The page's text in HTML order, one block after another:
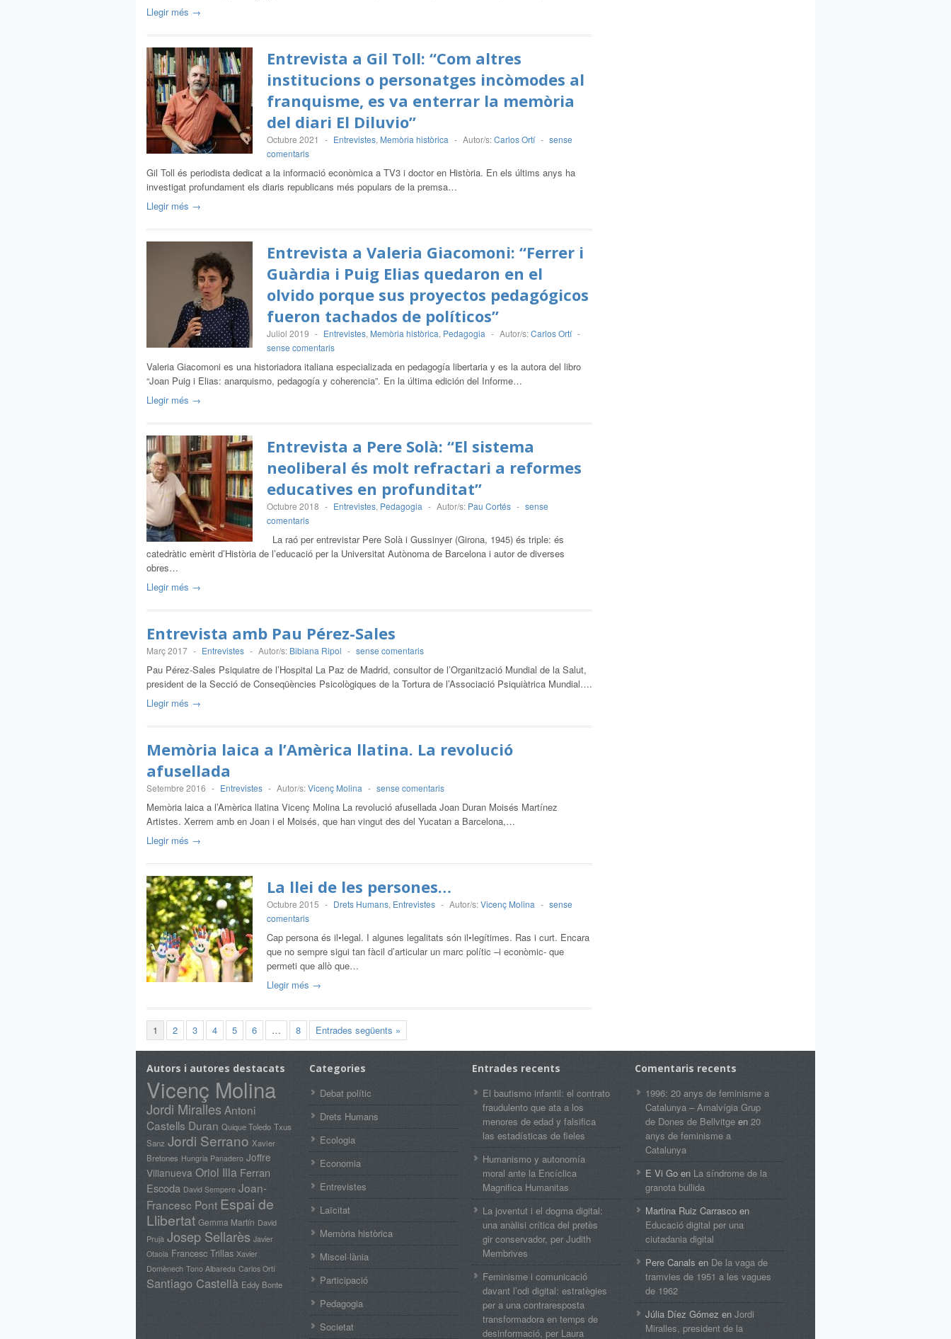
Llegir més →
Entrevista a Gil Toll: “Com altres
institucions o personatges incòmodes al
franquisme, es va enterrar la memòria
del diari El Diluvio”
Octubre 2021 - Entrevistes, Memòria històrica - Autor/s:Carlos Ortí - sense
comentaris
Gil Toll és periodista dedicat a la informació econòmica a TV3 i doctor en Història. En els últims anys ha
investigat profundament els diaris republicans més populars de la premsa…
Llegir més →
Entrevista a Valeria Giacomoni: “Ferrer i
Guàrdia i Puig Elias quedaron en el
olvido porque sus proyectos pedagógicos
fueron tachados de políticos”
Juliol 2019 - Entrevistes, Memòria històrica, Pedagogia - Autor/s:Carlos Ortí -
sense comentaris
Valeria Giacomoni es una historiadora italiana especializada en pedagogía libertaria y es la autora del libro
“Joan Puig i Elias: anarquismo, pedagogía y coherencia”. En la última edición del Informe…
Llegir més →
Entrevista a Pere Solà: “El sistema
neoliberal és molt refractari a reformes
educatives en profunditat”
Octubre 2018 - Entrevistes, Pedagogia - Autor/s: Pau Cortés - sense
comentaris
La raó per entrevistar Pere Solà i Gussinyer (Girona, 1945) és triple: és
catedràtic emèrit d’Història de l’educació per la Universitat Autònoma de Barcelona i autor de diverses
obres…
Llegir més →
Entrevista amb Pau Pérez-Sales
Març 2017 - Entrevistes - Autor/s: Bibiana Ripol - sense comentaris
Pau Pérez-Sales Psiquiatre de l’Hospital La Paz de Madrid, consultor de l’Organització Mundial de la Salut,
president de la Secció de Conseqüències Psicològiques de la Tortura de l’Associació Psiquiàtrica Mundial….
Llegir més →
Memòria laica a l’Amèrica llatina. La revolució
afusellada
Setembre 2016 - Entrevistes - Autor/s:Vicenç Molina - sense comentaris
Memòria laica a l’Amèrica llatina Vicenç Molina La revolució afusellada Joan Duran Moisés Martínez
Artistes. Xerrem amb en Joan i el Moisés, que han vingut des del Yucatan a Barcelona,…
Llegir més →
La llei de les persones…
Octubre 2015 - Drets Humans, Entrevistes - Autor/s:Vicenç Molina - sense
comentaris
Cap persona és il•legal. I algunes legalitats són il•legítimes. Ras i curt. Encara
que no sempre sigui tan fàcil d’articular un marc polític –i econòmic- que
permeti que allò que…
Llegir més →
1 2 3 4 5 6 … 8 Entrades següents »
Autors i autores destacats
Vicenç Molina
Jordi MirallesAntoni
Castells Duran Quique Toledo Txus
Sanz Jordi Serrano Xavier
Bretones Hungria Panadero Joffre
Villanueva Oriol Illa Ferran
Escoda David Sempere Joan-
Francesc Pont Espai de
Llibertat Gemma Martín David
Prujà Josep Sellarès Javier
Otaola Francesc Trillas Xavier
Domènech Tono Albareda Carlos Ortí
Santiago Castellà Eddy Bonte
Categories
Debat polític
Drets Humans
Ecologia
Economia
Entrevistes
Laïcitat
Memòria històrica
Miscel·lània
Participació
Pedagogia
Societat
Entrades recents
El bautismo infantil: el contrato
fraudulento que ata a los
menores de edad y falsifica
las estadísticas de fieles
Humanismo y autonomía
moral ante la Encíclica
Magnifica Humanitas
La joventut i el dogma digital:
una anàlisi crítica del pretès
gir conservador, per Judith
Membrives
Feminisme i comunicació
davant l’odi digital: estratègies
per a una contraresposta
transformadora en temps de
desinformació, per Laura
Comentaris recents
1996: 20 anys de feminisme a
Catalunya – Amalvígia Grup
de Dones de Bellvitge en 20
anys de feminisme a
Catalunya
E Vi Go en La síndrome de la
granota bullida
Martina Ruiz Carrasco en
Educació digital per una
ciutadania digital
Pere Canals en De la vaga de
tramvies de 1951 a les vagues
de 1962
Júlia Díez Gómez en Jordi
Miralles, president de la